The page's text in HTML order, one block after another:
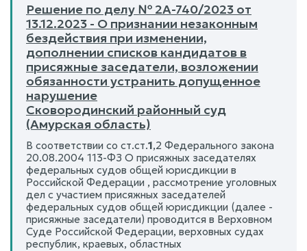
Решение по делу № 2А-740/2023 от
13.12.2023 - О признании незаконным
бездействия при изменении,
дополнении списков кандидатов в
присяжные заседатели, возложении
обязанности устранить допущенное
нарушение
Сковородинский районный суд
(Амурская область)
В соответствии со ст.ст.1,2 Федерального закона
20.08.2004 113-ФЗ О присяжных заседателях
федеральных судов общей юрисдикции в
Российской Федерации , рассмотрение уголовных
дел с участием присяжных заседателей
федеральных судов общей юрисдикции (далее -
присяжные заседатели) проводится в Верховном
Суде Российской Федерации, верховных судах
республик, краевых, областных